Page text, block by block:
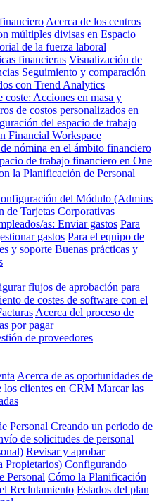
Acerca de los centros
múltiples divisas en Espacio
de la fuerza laboral
financieras Visualización de
Seguimiento y comparación
con Trend Analytics
Acciones en masa y
de costos personalizados en
del espacio de trabajo
Financial Workspace
nómina en el ámbito financiero
de trabajo financiero en One
la Planificación de Personal
del Módulo (Admins
de Tarjetas Corporativas
as: Enviar gastos Para
gastos Para el equipo de
y soporte Buenas prácticas y
flujos de aprobación para
de costes de software con el
Acerca del proceso de
por pagar
de proveedores
Acerca de as oportunidades de
los clientes en CRM Marcar las
Personal Creando un periodo de
de solicitudes de personal
Revisar y aprobar
Propietarios) Configurando
Personal Cómo la Planificación
Reclutamiento Estados del plan